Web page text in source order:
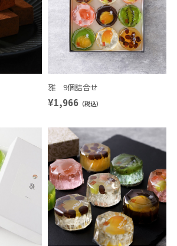
雅 9個詰合せ
¥1,966 （税込）